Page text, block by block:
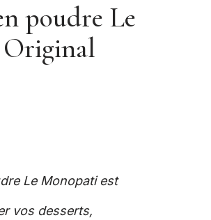
poudre Le
Le Monopati est
vos desserts,